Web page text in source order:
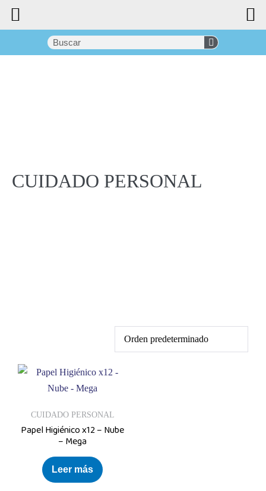
CUIDADO PERSONAL
CUIDADO PERSONAL
Papel Higiénico x12 – Nube
– Mega
Leer más